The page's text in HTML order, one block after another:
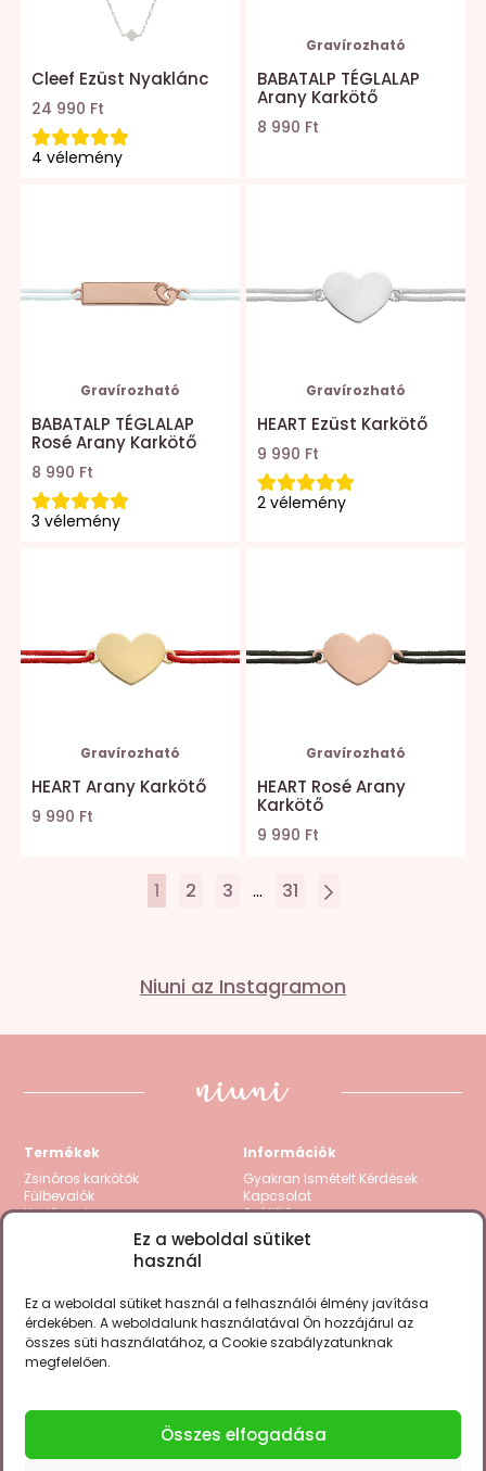
Ez a weboldal sütiket
használ
Ez a weboldal sütiket használ a felhasználói élmény javítása
érdekében. A weboldalunk használatával Ön hozzájárul az
összes süti használatához, a Cookie szabályzatunknak
megfelelően.
Összes elfogadása
Cleef Ezüst Nyaklánc
24 990 Ft
4 vélemény
Gravírozható
BABATALP TÉGLALAP
Arany Karkötő
8 990 Ft
Gravírozható
BABATALP TÉGLALAP
Rosé Arany Karkötő
8 990 Ft
3 vélemény
Gravírozható
HEART Ezüst Karkötő
9 990 Ft
2 vélemény
Gravírozható
HEART Arany Karkötő
9 990 Ft
Gravírozható
HEART Rosé Arany
Karkötő
9 990 Ft
1 2 3 ... 31
Niuni az Instagramon
Termékek
Zsinóros karkötők
Fülbevalók
Karláncok
Gravírozható termékek
Információk
Gyakran Ismételt Kérdések
Kapcsolat
Szállítás
Visszatérítés / Garancia
Fizetési módok
Adatkezelési tájékoztató
Cookie Policy (EU)
Megtalálsz minket a fontosabb
Szeretnél 10% kedvezményt? Iratkozz fel
hírlevelünkre a kuponkódért!